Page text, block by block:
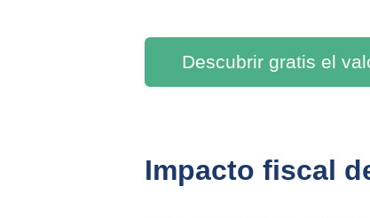
Descubrir gratis el
Impacto fiscal